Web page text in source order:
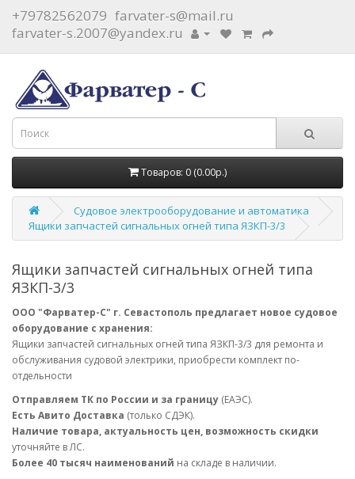
+79782562079 farvater-s@mail.ru
farvater-s.2007@yandex.ru
Товаров: 0 (0.00р.)
Судовое электрооборудование и автоматика
Ящики запчастей сигнальных огней типа ЯЗКП-3/3
Ящики запчастей сигнальных огней типа
ЯЗКП-3/3
ООО "Фарватер-С" г. Севастополь предлагает новое судовое
оборудование с хранения:
Ящики запчастей сигнальных огней типа ЯЗКП-3/3 для ремонта и
обслуживания судовой электрики, приобрести комплект по-
отдельности
Отправляем ТК по России и за границу (ЕАЭС).
Есть Авито Доставка (только СДЭК).
Наличие товара, актуальность цен, возможность скидки
уточняйте в ЛС.
Более 40 тысяч наименований на складе в наличии.